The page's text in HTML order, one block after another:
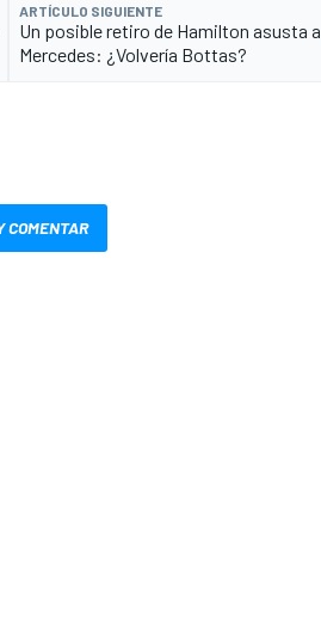
ARTÍCULO SIGUIENTE
Un posible retiro de Hamilton asusta a
Mercedes: ¿Volvería Bottas?
COMENTAR